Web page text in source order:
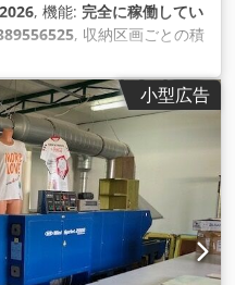
2026, 機能: 完全に稼働してい
, 収納区画ごとの積
ログラム）, 棚の列数:10,
スパン:3,300 mm , フレーム
, 棚の長さ:137,000 mm
小型広告